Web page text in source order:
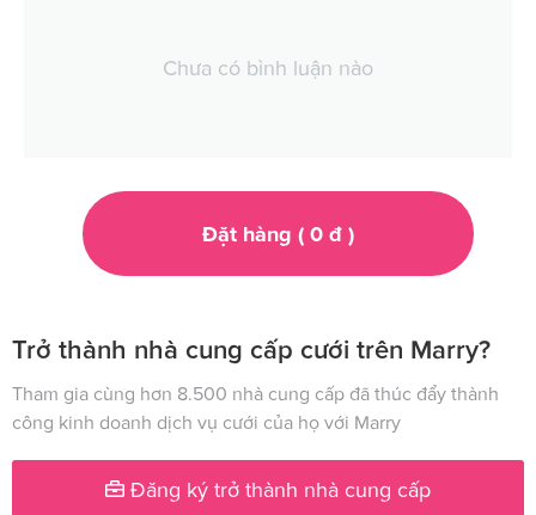
Chưa có bình luận nào
Đặt hàng ( 0đ )
Trở thành nhà cung cấp cưới trên Marry?
Tham gia cùng hơn 8.500 nhà cung cấp đã thúc đẩy thành
công kinh doanh dịch vụ cưới của họ với Marry
Đăng ký trở thành nhà cung cấp